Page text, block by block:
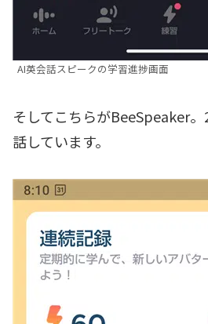
AI英会話スピークの学習進捗画面
そしてこちらがBeeSpeaker
話しています。